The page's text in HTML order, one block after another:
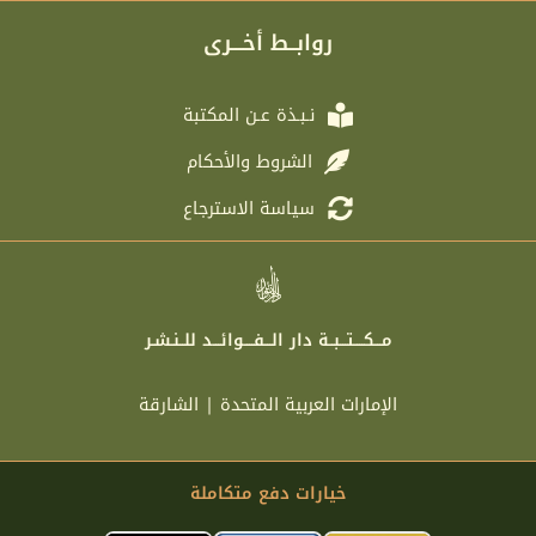
a
b
o
k
t
r
g
روابــط أخـــرى
نـبـذة عـن المكتبة
الشروط والأحكام
سياسة الاسترجاع
مـــكــــتـــبــة دار الـــفــــوائـــد للــنـشـر
الإمارات العربية المتحدة | الشارقة
خيارات دفع متكاملة